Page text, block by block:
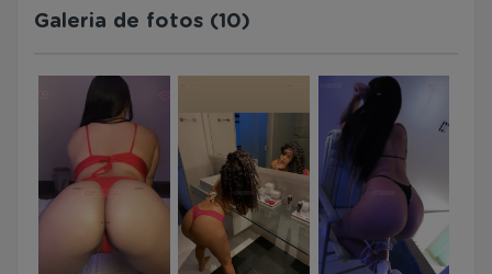
Galeria de fotos (10)